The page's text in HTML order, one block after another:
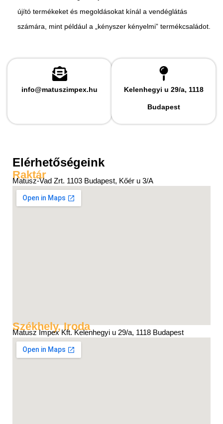
újító termékeket és megoldásokat kínál a vendéglátás
számára, mint például a „kényszer kényelmi” termékcsaládot.
info@matuszimpex.hu Kelenhegyi u 29/a, 1118
Budapest
Elérhetőségeink
Raktár
Matusz-Vad Zrt. 1103 Budapest, Kőér u 3/A
Székhely, Iroda
Matusz Impex Kft. Kelenhegyi u 29/a, 1118 Budapest